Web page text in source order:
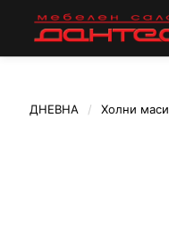
ДНЕВНА / Холни маси